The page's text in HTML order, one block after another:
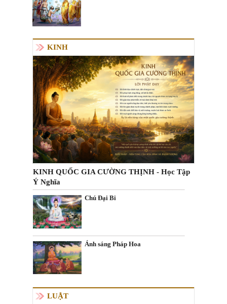
KINH
KINH QUỐC GIA CƯỜNG THỊNH - Học Tập
Ý Nghĩa
Chú Đại Bi
Ánh sáng Pháp Hoa
LUẬT